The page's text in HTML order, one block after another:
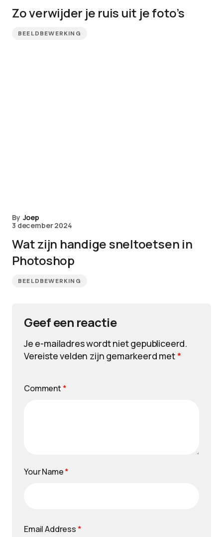
Zo verwijder je ruis uit je foto’s
BEELDBEWERKING
By Joep
3 december 2024
Wat zijn handige sneltoetsen in
Photoshop
BEELDBEWERKING
Geef een reactie
Je e-mailadres wordt niet gepubliceerd.
Vereiste velden zijn gemarkeerd met*
Comment *
Your Name*
Email Address *